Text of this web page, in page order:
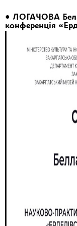
• ЛОГАЧОВА
конференція